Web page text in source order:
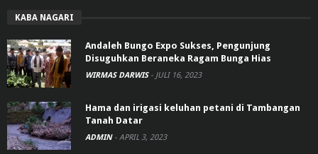
KABA NAGARI
Andaleh Bungo Expo Sukses, Pengunjung
Disuguhkan Beraneka Ragam Bunga Hias
WIRMAS DARWIS - JULI 16, 2023
Hama dan irigasi keluhan petani di Tambangan
Tanah Datar
ADMIN - APRIL 3, 2023